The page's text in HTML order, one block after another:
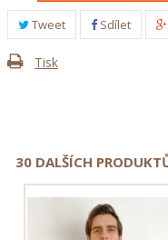
Tweet Sdílet
Tisk
30 DALŠÍCH